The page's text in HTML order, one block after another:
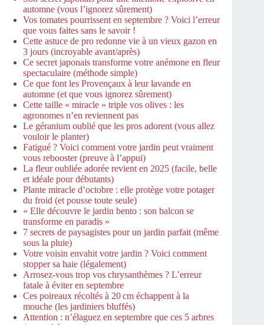
automne (vous l’ignorez sûrement)
Vos tomates pourrissent en septembre ? Voici l’erreur
que vous faites sans le savoir !
Cette astuce de pro redonne vie à un vieux gazon en
3 jours (incroyable avant/après)
Ce secret japonais transforme votre anémone en fleur
spectaculaire (méthode simple)
Ce que font les Provençaux à leur lavande en
automne (et que vous ignorez sûrement)
Cette taille « miracle » triple vos olives : les
agronomes n’en reviennent pas
Le géranium oublié que les pros adorent (vous allez
vouloir le planter)
Fatigué ? Voici comment votre jardin peut vraiment
vous rebooster (preuve à l’appui)
La fleur oubliée adorée revient en 2025 (facile, belle
et idéale pour débutants)
Plante miracle d’octobre : elle protège votre potager
du froid (et pousse toute seule)
« Elle découvre le jardin bento : son balcon se
transforme en paradis »
7 secrets de paysagistes pour un jardin parfait (même
sous la pluie)
Votre voisin envahit votre jardin ? Voici comment
stopper sa haie (légalement)
Arrosez-vous trop vos chrysanthèmes ? L’erreur
fatale à éviter en septembre
Ces poireaux récoltés à 20 cm échappent à la
mouche (les jardiniers bluffés)
Attention : n’élaguez en septembre que ces 5 arbres